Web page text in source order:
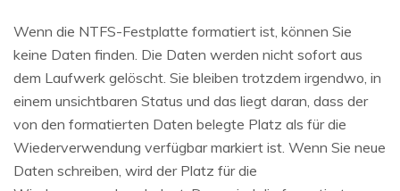
Wenn die NTFS-Festplatte formatiert ist, können Sie
keine Daten finden. Die Daten werden nicht sofort aus
dem Laufwerk gelöscht. Sie bleiben trotzdem irgendwo, in
einem unsichtbaren Status und das liegt daran, dass der
von den formatierten Daten belegte Platz als für die
Wiederverwendung verfügbar markiert ist. Wenn Sie neue
Daten schreiben, wird der Platz für die